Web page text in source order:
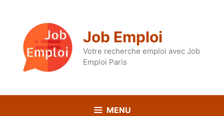
Job Emploi
Votre recherche emploi avec Job
Emploi Paris
MENU